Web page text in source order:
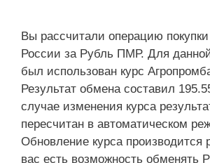
Вы рассчитали операцию
России за Рубль ПМР. Для
был использован курс
Результат обмена составил
случае изменения курса
пересчитан в автоматическом
Обновление курса производится
вас есть возможность обменять